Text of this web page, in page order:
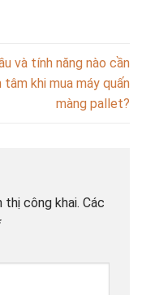
và tính năng nào cần
tâm khi mua máy quấn
màng pallet?
thị công khai. Các